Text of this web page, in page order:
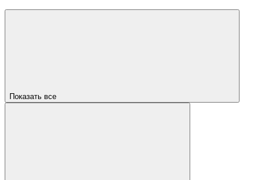
Показать все